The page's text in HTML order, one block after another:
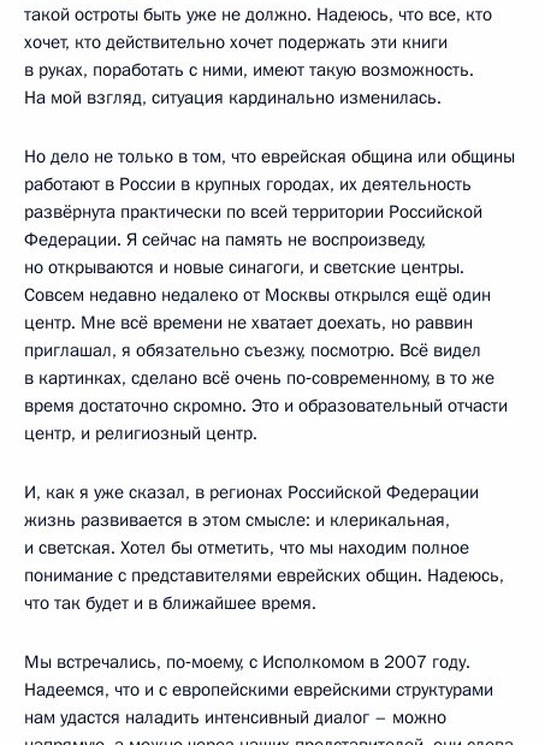
такой остроты быть уже не должно. Надеюсь, что все, кто
хочет, кто действительно хочет подержать эти книги
в руках, поработать с ними, имеют такую возможность.
На мой взгляд, ситуация кардинально изменилась.
Но дело не только в том, что еврейская община или общины
работают в России в крупных городах, их деятельность
развёрнута практически по всей территории Российской
Федерации. Я сейчас на память не воспроизведу,
но открываются и новые синагоги, и светские центры.
Совсем недавно недалеко от Москвы открылся ещё один
центр. Мне всё времени не хватает доехать, но раввин
приглашал, я обязательно съезжу, посмотрю. Всё видел
в картинках, сделано всё очень по‑современному, в то же
время достаточно скромно. Это и образовательный отчасти
центр, и религиозный центр.
И, как я уже сказал, в регионах Российской Федерации
жизнь развивается в этом смысле: и клерикальная,
и светская. Хотел бы отметить, что мы находим полное
понимание с представителями еврейских общин. Надеюсь,
что так будет и в ближайшее время.
Мы встречались, по‑моему, с Исполкомом в 2007 году.
Надеемся, что и с европейскими еврейскими структурами
нам удастся наладить интенсивный диалог – можно